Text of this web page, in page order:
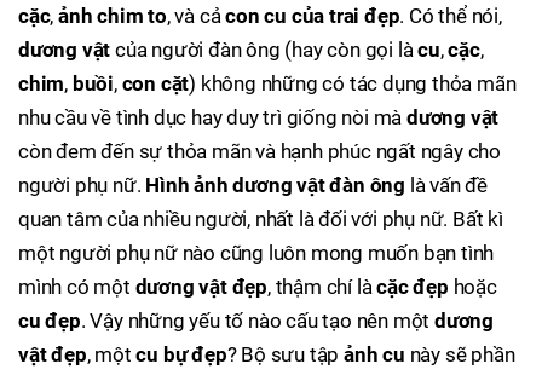
cặc,ảnh chim to, và cảcon cu của trai đẹp. Có thể nói,
dương vật của người đàn ông (hay còn gọi làcu,cặc,
chim, buồi, con cặt) không những có tác dụng thỏa mãn
nhu cầu về tình dục hay duy trì giống nòi mà dương vật
còn đem đến sự thỏa mãn và hạnh phúc ngất ngây cho
người phụ nữ. Hình ảnh dương vật đàn ông là vấn đề
quan tâm của nhiều người, nhất là đối với phụ nữ. Bất kì
một người phụ nữ nào cũng luôn mong muốn bạn tình
mình có một dương vật đẹp, thậm chí làcặc đẹp hoặc
cu đẹp. Vậy những yếu tố nào cấu tạo nên mộtdương
vật đẹp, mộtcu bự đẹp? Bộ sưu tậpảnh cu này sẽ phần